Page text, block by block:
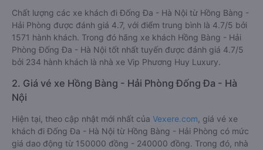
Chất lượng các xe khách đi Đống Đa - Hà Nội từ Hồng Bàng -
Hải Phòng được đánh giá 4.7, với điểm trung bình là 4.7/5 bởi
1571 hành khách. Trong đó hãng xe khách Hồng Bàng - Hải
Phòng Đống Đa - Hà Nội tốt nhất tuyến được đánh giá 4.7/5
bởi 234 hành khách là nhà xe Vip Phương Huy Luxury.
2. Giá vé xe Hồng Bàng - Hải Phòng Đống Đa - Hà
Nội
Hiện tại, theo cập nhật mới nhất của Vexere.com , giá vé xe
khách đi Đống Đa - Hà Nội từ Hồng Bàng - Hải Phòng có mức
giá dao động từ 150000 đồng - 240000 đồng. Trong đó, nhà